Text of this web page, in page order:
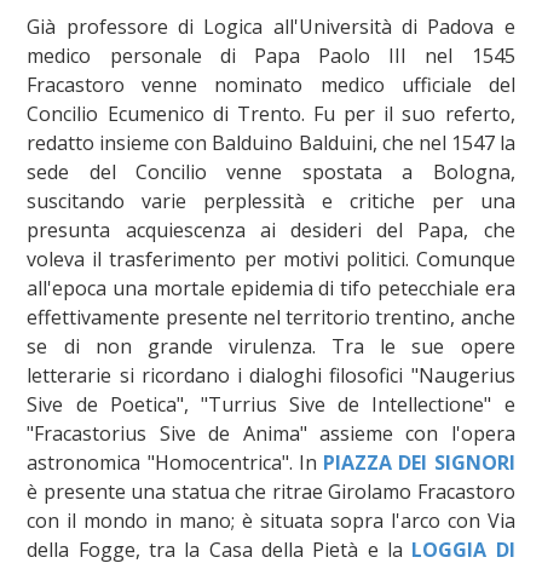
Già professore di Logica all'Università di Padova e
medico personale di Papa Paolo III nel 1545
Fracastoro venne nominato medico ufficiale del
Concilio Ecumenico di Trento. Fu per il suo referto,
redatto insieme con Balduino Balduini, che nel 1547 la
sede del Concilio venne spostata a Bologna,
suscitando varie perplessità e critiche per una
presunta acquiescenza ai desideri del Papa, che
voleva il trasferimento per motivi politici. Comunque
all'epoca una mortale epidemia di tifo petecchiale era
effettivamente presente nel territorio trentino, anche
se di non grande virulenza. Tra le sue opere
letterarie si ricordano i dialoghi filosofici "Naugerius
Sive de Poetica", "Turrius Sive de Intellectione" e
"Fracastorius Sive de Anima" assieme con l'opera
astronomica "Homocentrica". In PIAZZA DEI SIGNORI
è presente una statua che ritrae Girolamo Fracastoro
con il mondo in mano; è situata sopra l'arco con Via
della Fogge, tra la Casa della Pietà e la LOGGIA DI